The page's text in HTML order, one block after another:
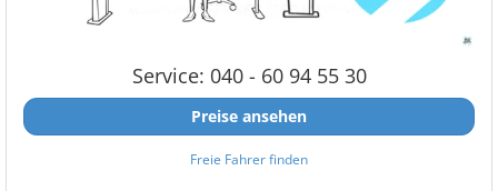
Service: 040 - 60 94 55 30
Preise ansehen
Freie Fahrer finden